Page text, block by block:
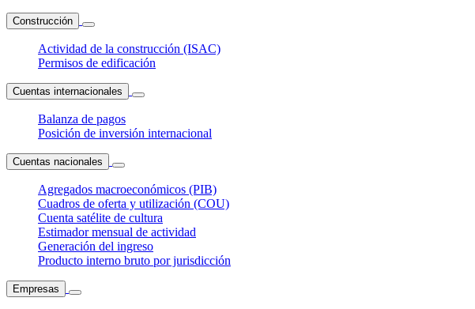
Construcción
Actividad de la construcción (ISAC)
Permisos de edificación
Cuentas internacionales
Balanza de pagos
Posición de inversión internacional
Cuentas nacionales
Agregados macroeconómicos (PIB)
Cuadros de oferta y utilización (COU)
Cuenta satélite de cultura
Estimador mensual de actividad
Generación del ingreso
Producto interno bruto por jurisdicción
Empresas